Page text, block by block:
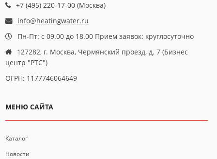
+7 (495) 220-17-00 (Москва)
info@heatingwater.ru
Пн-Пт: с 09.00 до 18.00 Прием заявок: круглосуточно
127282, г. Москва, Чермянский проезд, д. 7 (Бизнес
центр "РТС")
ОГРН: 1177746064649
МЕНЮ САЙТА
Каталог
Новости